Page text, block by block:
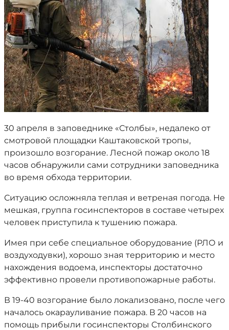
30 апреля в заповеднике «Столбы», недалеко от
смотровой площадки Каштаковской тропы,
произошло возгорание. Лесной пожар около 18
часов обнаружили сами сотрудники заповедника
во время обхода территории.
Ситуацию осложняла теплая и ветреная погода. Не
мешкая, группа госинспекторов в составе четырех
человек приступила к тушению пожара.
Имея при себе специальное оборудование (РЛО и
воздуходувки), хорошо зная территорию и место
нахождения водоема, инспекторы достаточно
эффективно провели противопожарные работы.
В 19-40 возгорание было локализовано, после чего
началось окарауливание пожара. В 20 часов на
помощь прибыли госинспекторы Столбинского